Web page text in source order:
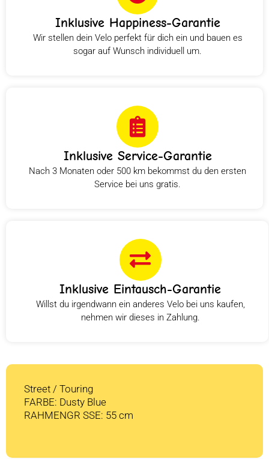
Inklusive Happiness-Garantie
Wir stellen dein Velo perfekt für dich ein und bauen es
sogar auf Wunsch individuell um.
Inklusive Service-Garantie
Nach 3 Monaten oder 500 km bekommst du den ersten
Service bei uns gratis.
Inklusive Eintausch-Garantie
Willst du irgendwann ein anderes Velo bei uns kaufen,
nehmen wir dieses in Zahlung.
Street / Touring
FARBE: Dusty Blue
RAHMENGR SSE: 55 cm